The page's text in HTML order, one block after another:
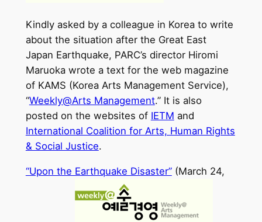
Kindly asked by a colleague in Korea to write
about the situation after the Great East
Japan Earthquake, PARC’s director Hiromi
Maruoka wrote a text for the web magazine
of KAMS (Korea Arts Management Service),
“Weekly@Arts Management.” It is also
posted on the websites of IETM and
International Coalition for Arts, Human Rights
& Social Justice.
“Upon the Earthquake Disaster”(March 24,